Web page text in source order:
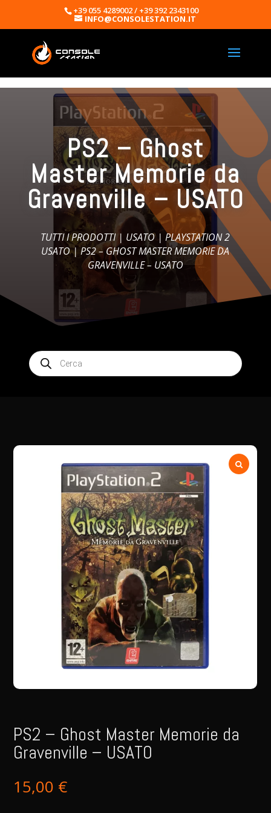
+39 055 4289002 / +39 392 2343100
INFO@CONSOLESTATION.IT
PS2 – Ghost
Master Memorie da
Gravenville – USATO
TUTTI I PRODOTTI| USATO|PLAYSTATION 2
USATO| PS2 – GHOST MASTER MEMORIE DA
GRAVENVILLE – USATO
Products
search
PS2 – Ghost Master Memorie da
Gravenville – USATO
15,00 €